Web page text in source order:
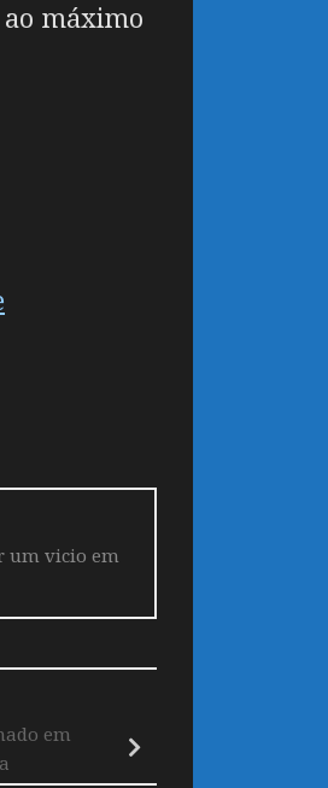
máximo
um vicio em
em